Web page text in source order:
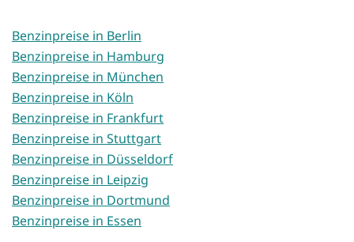
Benzinpreise in Berlin
Benzinpreise in Hamburg
Benzinpreise in München
Benzinpreise in Köln
Benzinpreise in Frankfurt
Benzinpreise in Stuttgart
Benzinpreise in Düsseldorf
Benzinpreise in Leipzig
Benzinpreise in Dortmund
Benzinpreise in Essen